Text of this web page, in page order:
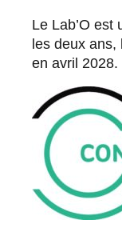
Le Lab’O est
les deux ans,
en avril 2028.